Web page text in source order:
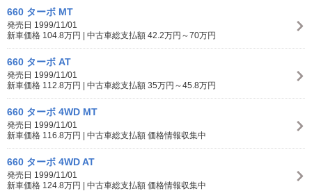
660 ターボ MT
発売日 1999/11/01
新車価格 104.8万円 | 中古車総支払額 42.2万円～70万円
660 ターボ AT
発売日 1999/11/01
新車価格 112.8万円 | 中古車総支払額 35万円～45.8万円
660 ターボ 4WD MT
発売日 1999/11/01
新車価格 116.8万円 | 中古車総支払額 価格情報収集中
660 ターボ 4WD AT
発売日 1999/11/01
新車価格 124.8万円 | 中古車総支払額 価格情報収集中